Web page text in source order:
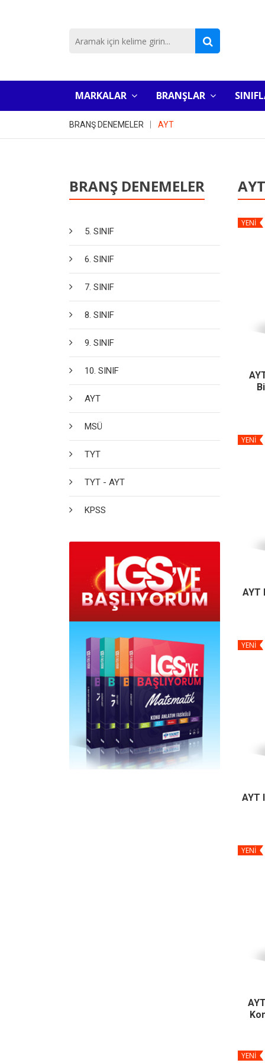
MARKALAR BRANŞLAR
BRANŞ DENEMELER AYT
BRANŞ DENEMELER
5. SINIF
6. SINIF
7. SINIF
8. SINIF
9. SINIF
10. SINIF
AYT
MSÜ
TYT
TYT - AYT
KPSS
AYT
YENİ
YENİ
AYT
YENİ
AYT
YENİ
YENİ